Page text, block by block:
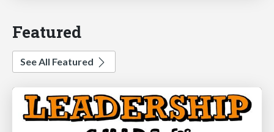
Featured
See All Featured